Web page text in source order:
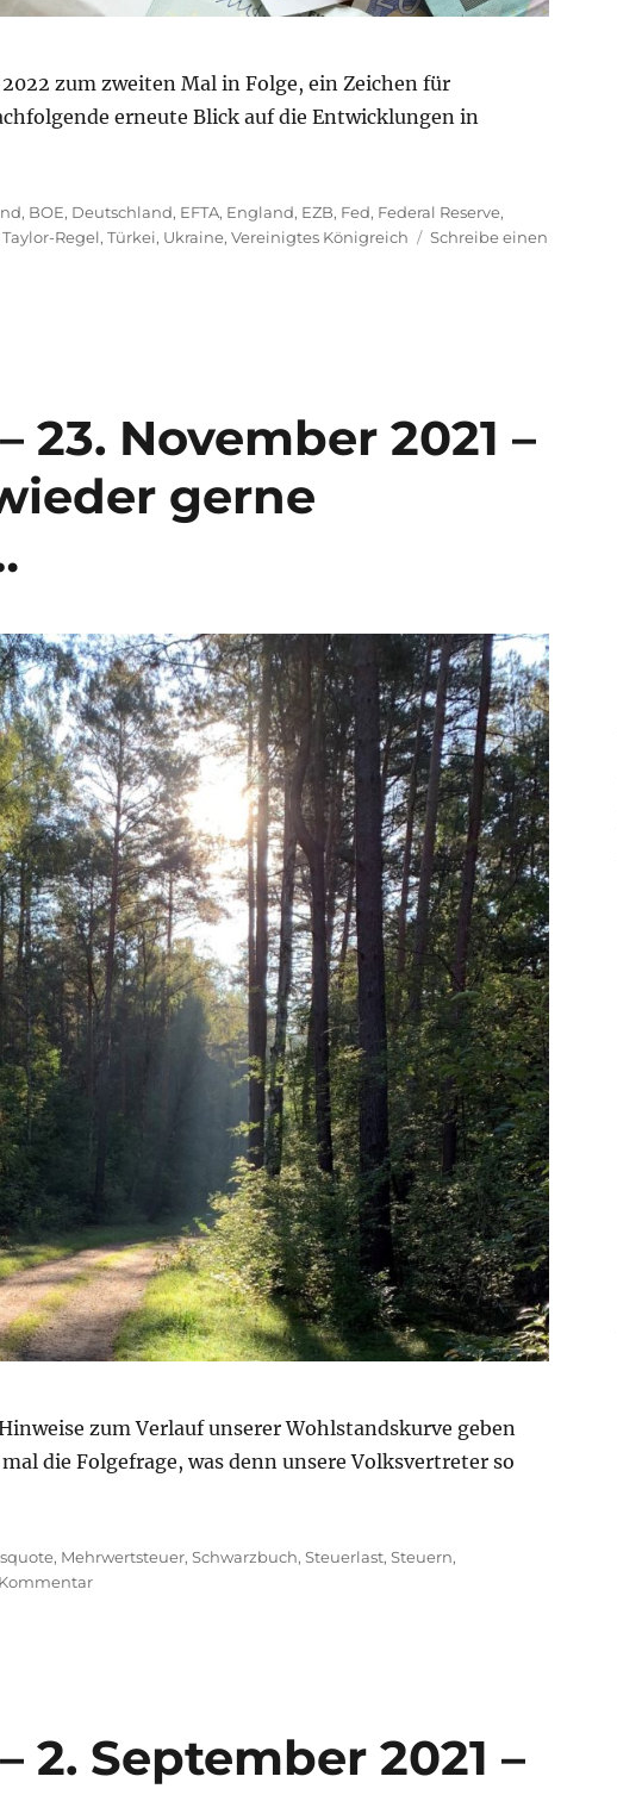
zum zweiten Mal in Folge, ein Zeichen für
erneute Blick auf die Entwicklungen in
, BOE, Deutschland, EFTA, England, EZB, Fed, Federal Reserve,
Taylor-Regel,Türkei, Ukraine,Vereinigtes Königreich
Schreibe einen
November 2021 –
gerne
zum Verlauf unserer Wohlstandskurve geben
die Folgefrage, was denn unsere Volksvertreter so
, Mehrwertsteuer,Schwarzbuch,Steuerlast,Steuern,
zu
–
Steuern
September 2021 –